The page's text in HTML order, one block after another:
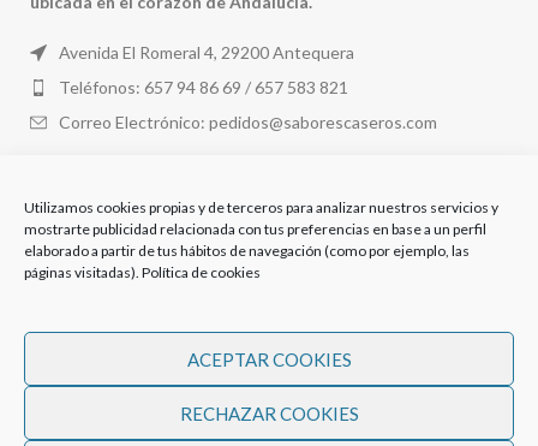
Utilizamos cookies propias y de terceros para analizar nuestros servicios y
mostrarte publicidad relacionada con tus preferencias en base a un perfil
elaborado a partir de tus hábitos de navegación (como por ejemplo, las
páginas visitadas). Política de cookies
ACEPTAR COOKIES
RECHAZAR COOKIES
Avenida El Romeral 4, 29200 Antequera
Teléfonos: 657 94 86 69 / 657 583 821
Correo Electrónico: pedidos@saborescaseros.com
PRODUCTOS
MI CUENTA
Sabores Caseros Todos los derechos reservados 2023